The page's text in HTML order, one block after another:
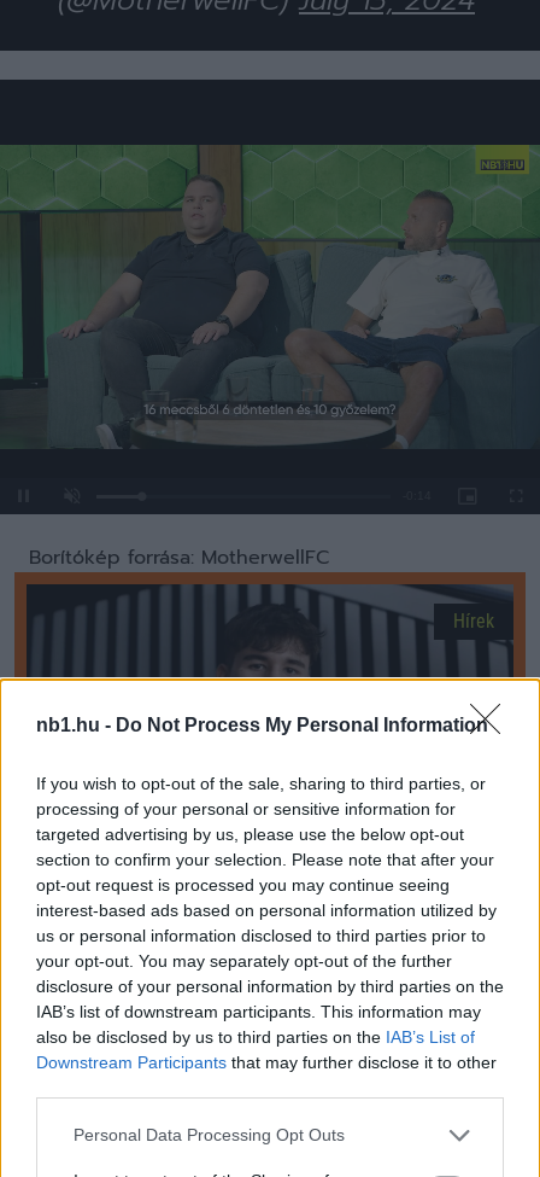
nb1.hu - Do Not Process My Personal Information
If you wish to opt-out of the sale, sharing to third parties, or
processing of your personal or sensitive information for
targeted advertising by us, please use the below opt-out
section to confirm your selection. Please note that after your
opt-out request is processed you may continue seeing
interest-based ads based on personal information utilized by
us or personal information disclosed to third parties prior to
your opt-out. You may separately opt-out of the further
disclosure of your personal information by third parties on the
IAB’s list of downstream participants. This information may
also be disclosed by us to third parties on the IAB’s List of
Downstream Participants that may further disclose it to other
Please note that this website/app uses one or more Google
Personal Data Processing Opt Outs
0%
Borítókép forrása: MotherwellFC
Hírek
„Magyarországon ez nem volt jellemző” – akár a BL-
ben is bemutatkozhat a magyar tehetség
A Puskás Akadémiától a Bajnokok Ligájában szereplő osztrák
élvonalbeli Sturm Grazhoz szerződő Kern Martin a Nemzeti
2024.07.13 15:45